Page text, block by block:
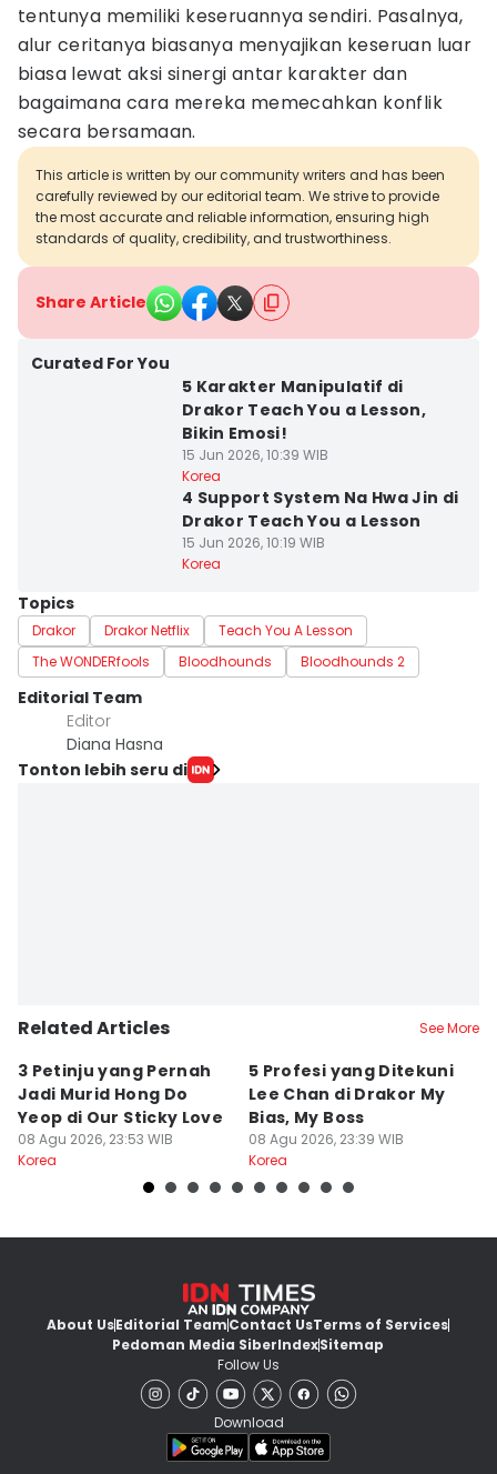
tentunya memiliki keseruannya sendiri. Pasalnya,
alur ceritanya biasanya menyajikan keseruan luar
biasa lewat aksi sinergi antar karakter dan
bagaimana cara mereka memecahkan konflik
secara bersamaan.
This article is written by our community writers and has been
carefully reviewed by our editorial team. We strive to provide
the most accurate and reliable information, ensuring high
standards of quality, credibility, and trustworthiness.
Share Article
Curated For You
5 Karakter Manipulatif di
Drakor Teach You a Lesson,
Bikin Emosi!
15 Jun 2026, 10:39 WIB
Korea
4 Support System Na Hwa Jin di
Drakor Teach You a Lesson
15 Jun 2026, 10:19 WIB
Korea
Topics
Drakor Drakor Netflix
Teach You A Lesson
The WONDERfools
Bloodhounds Bloodhounds 2
Editorial Team
Editor
Diana Hasna
Tonton lebih seru di
Related Articles See More
3 Petinju yang Pernah
Jadi Murid Hong Do
Yeop di Our Sticky Love
08 Agu 2026, 23:53 WIB
Korea
5 Profesi yang Ditekuni
Lee Chan di Drakor My
Bias, My Boss
08 Agu 2026, 23:39 WIB
Korea
About UsEditorial TeamContact UsTerms of Services
Pedoman Media SiberIndexSitemap
Follow Us
Download